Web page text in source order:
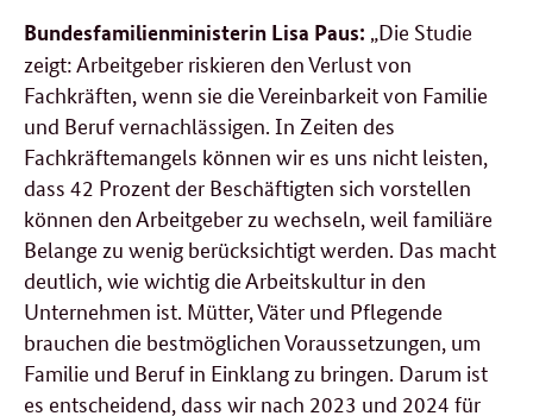
Bundesfamilienministerin Lisa Paus: „Die Studie
zeigt: Arbeitgeber riskieren den Verlust von
Fachkräften, wenn sie die Vereinbarkeit von Familie
und Beruf vernachlässigen. In Zeiten des
Fachkräftemangels können wir es uns nicht leisten,
dass 42 Prozent der Beschäftigten sich vorstellen
können den Arbeitgeber zu wechseln, weil familiäre
Belange zu wenig berücksichtigt werden. Das macht
deutlich, wie wichtig die Arbeitskultur in den
Unternehmen ist. Mütter, Väter und Pflegende
brauchen die bestmöglichen Voraussetzungen, um
Familie und Beruf in Einklang zu bringen. Darum ist
es entscheidend, dass wir nach 2023 und 2024 für